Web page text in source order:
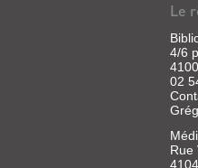
Le
4/6
02
Rue